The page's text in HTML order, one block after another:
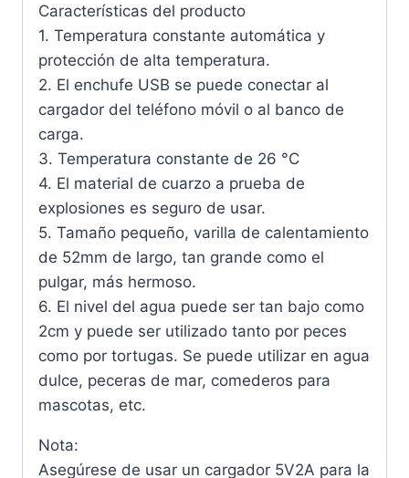
Características del producto
1. Temperatura constante automática y
protección de alta temperatura.
2. El enchufe USB se puede conectar al
cargador del teléfono móvil o al banco de
carga.
3. Temperatura constante de 26 °C
4. El material de cuarzo a prueba de
explosiones es seguro de usar.
5. Tamaño pequeño, varilla de calentamiento
de 52mm de largo, tan grande como el
pulgar, más hermoso.
6. El nivel del agua puede ser tan bajo como
2cm y puede ser utilizado tanto por peces
como por tortugas. Se puede utilizar en agua
dulce, peceras de mar, comederos para
mascotas, etc.
Nota:
Asegúrese de usar un cargador 5V2A para la